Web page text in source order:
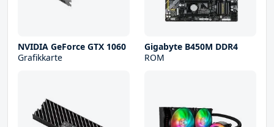
NVIDIA GeForce GTX 1060
Grafikkarte
Gigabyte B450M DDR4
ROM